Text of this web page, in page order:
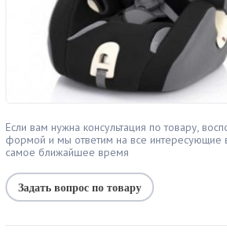
Если вам нужна консультация по товару,
формой и мы ответим на все интересующие
самое ближайшее время
Задать вопрос по товару